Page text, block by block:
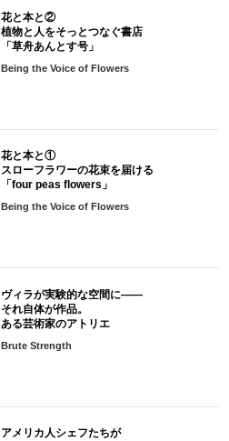
花と本と②
植物と人をそっとつなぐ書店
「草舟あんとす号」
Being the Voice of Flowers
花と本と①
スローフラワーの花束を届ける
「four peas flowers」
Being the Voice of Flowers
ヴィラが実験的な空間に――
それ自体が作品。
ある芸術家のアトリエ
Brute Strength
アメリカ人シェフたちが